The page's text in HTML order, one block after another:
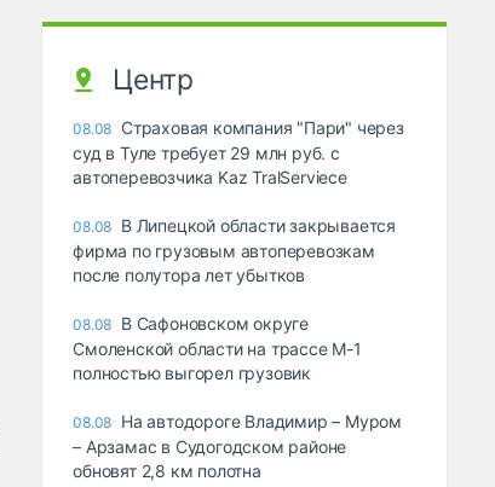
Центр
08.08 Страховая компания "Пари" через
суд в Туле требует 29 млн руб. с
автоперевозчика Kaz TralServiece
08.08 В Липецкой области закрывается
фирма по грузовым автоперевозкам
после полутора лет убытков
08.08 В Сафоновском округе
Смоленской области на трассе М-1
полностью выгорел грузовик
08.08 На автодороге Владимир – Муром
– Арзамас в Судогодском районе
обновят 2,8 км полотна